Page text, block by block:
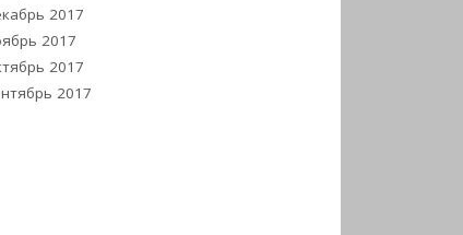
2017
2017
2017
2017